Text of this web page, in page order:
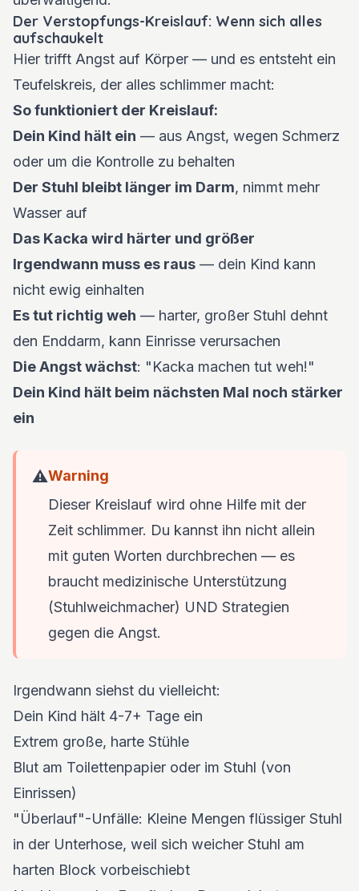
Der Verstopfungs-Kreislauf: Wenn sich alles
aufschaukelt
Hier trifft Angst auf Körper — und es entsteht ein
Teufelskreis, der alles schlimmer macht:
So funktioniert der Kreislauf:
Dein Kind hält ein — aus Angst, wegen Schmerz
oder um die Kontrolle zu behalten
Der Stuhl bleibt länger im Darm, nimmt mehr
Wasser auf
Das Kacka wird härter und größer
Irgendwann muss es raus — dein Kind kann
nicht ewig einhalten
Es tut richtig weh — harter, großer Stuhl dehnt
den Enddarm, kann Einrisse verursachen
Die Angst wächst: "Kacka machen tut weh!"
Dein Kind hält beim nächsten Mal noch stärker
ein
⚠️Warning
Dieser Kreislauf wird ohne Hilfe mit der
Zeit schlimmer. Du kannst ihn nicht allein
mit guten Worten durchbrechen — es
braucht medizinische Unterstützung
(Stuhlweichmacher) UND Strategien
gegen die Angst.
Irgendwann siehst du vielleicht:
Dein Kind hält 4-7+ Tage ein
Extrem große, harte Stühle
Blut am Toilettenpapier oder im Stuhl (von
Einrissen)
"Überlauf"-Unfälle: Kleine Mengen flüssiger Stuhl
in der Unterhose, weil sich weicher Stuhl am
harten Block vorbeischiebt